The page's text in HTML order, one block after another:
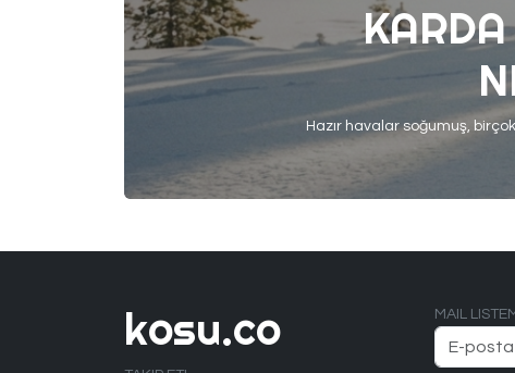
kosu.co MAIL